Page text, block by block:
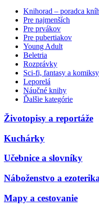
Knihorad – poradca
Pre najmenších
Pre prvákov
Pre pubertiakov
Young Adult
Beletria
Rozprávky
Sci-fi, fantasy a komiksy
Leporelá
Náučné knihy
Ďalšie kategórie
Životopisy a reportáže
Kuchárky
Učebnice a slovníky
Náboženstvo a
Mapy a cestovanie